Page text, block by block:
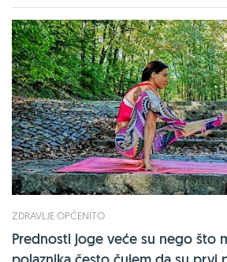
ZDRAVLJE OPĆENITO
Prednosti joge veće su nego što